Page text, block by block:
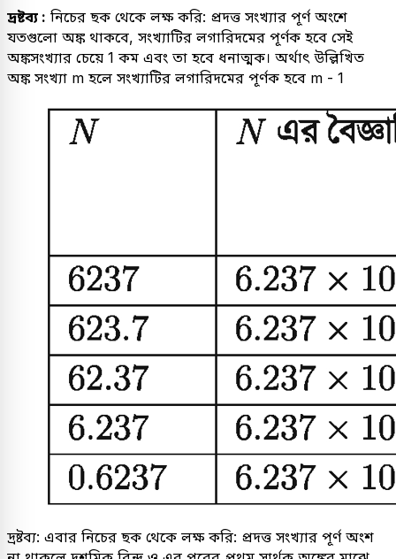
দ্রষ্টব্য : নিচের ছক থেকে লক্ষ করি: প্রদত্ত সংখ্যার পূর্ণ অংশে
যতগুলো অঙ্ক থাকবে, সংখ্যাটির লগারিদমের পূর্ণক হবে সেই
অঙ্কসংখ্যার চেয়ে 1 কম এবং তা হবে ধনাত্মক। অর্থাৎ উল্লিখিত
অঙ্ক সংখ্যা m হলে সংখ্যাটির লগারিদমের পূর্ণক হবে m - 1
দ্রষ্টব্য: এবার নিচের ছক থেকে লক্ষ করি: প্রদত্ত সংখ্যার পূর্ণ অংশ